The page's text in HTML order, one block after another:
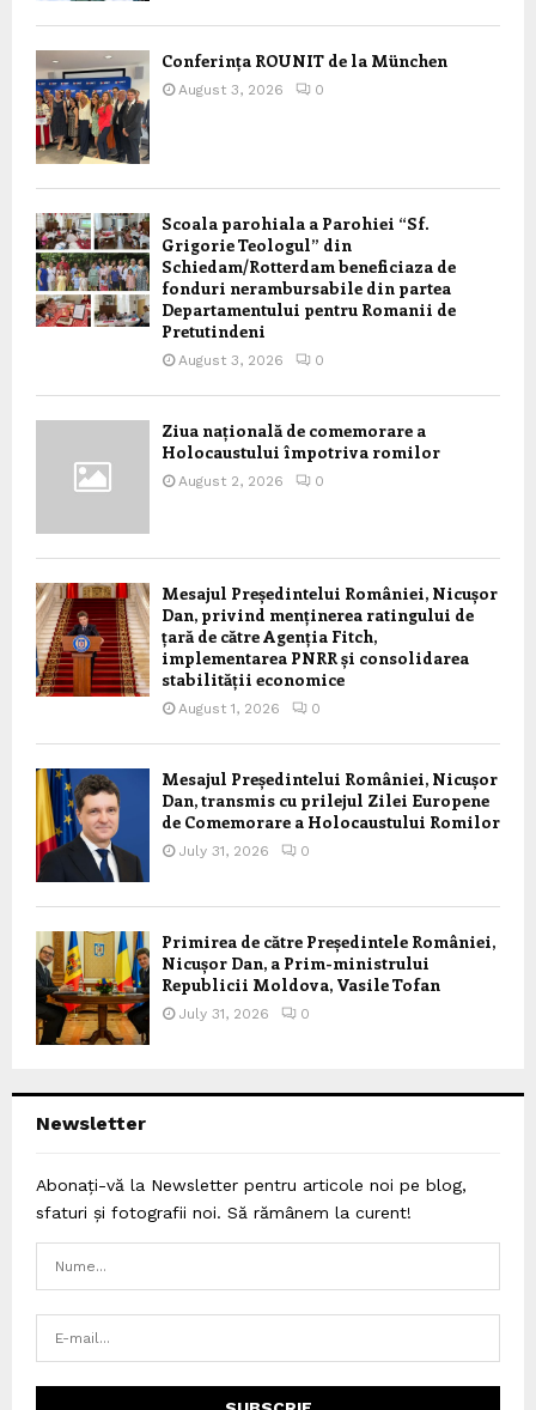
Conferința ROUNIT de la München
August 3, 2026 0
Scoala parohiala a Parohiei “Sf.
Grigorie Teologul” din
Schiedam/Rotterdam beneficiaza de
fonduri nerambursabile din partea
Departamentului pentru Romanii de
Pretutindeni
August 3, 2026 0
Ziua națională de comemorare a
Holocaustului împotriva romilor
August 2, 2026 0
Mesajul Președintelui României, Nicușor
Dan, privind menținerea ratingului de
țară de către Agenția Fitch,
implementarea PNRR și consolidarea
stabilității economice
August 1, 2026 0
Mesajul Președintelui României, Nicușor
Dan, transmis cu prilejul Zilei Europene
de Comemorare a Holocaustului Romilor
July 31, 2026 0
Primirea de către Președintele României,
Nicușor Dan, a Prim-ministrului
Republicii Moldova, Vasile Tofan
July 31, 2026 0
Newsletter
Abonați-vă la Newsletter pentru articole noi pe blog,
sfaturi și fotografii noi. Să rămânem la curent!